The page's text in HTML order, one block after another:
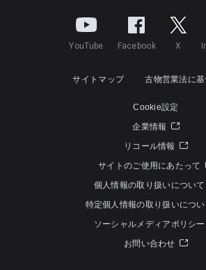
YouTube Facebook X
サイトマップ 古物営業法に
Cookie設定
企業情報
リコール情報
サイトのご使用にあたって
個人情報の取り扱いについて
特定個人情報の取り扱いについ
ソーシャルメディアポリシー
お問い合わせ